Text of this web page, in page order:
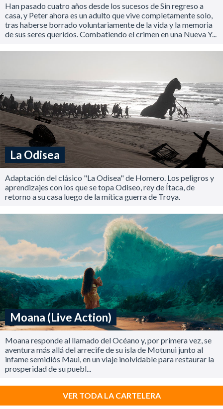
Han pasado cuatro años desde los sucesos de Sin regreso a
casa, y Peter ahora es un adulto que vive completamente solo,
tras haberse borrado voluntariamente de la vida y la memoria
de sus seres queridos. Combatiendo el crimen en una Nueva Y...
La Odisea
Adaptación del clásico "La Odisea" de Homero. Los peligros y
aprendizajes con los que se topa Odiseo, rey de Ítaca, de
retorno a su casa luego de la mítica guerra de Troya.
Moana (Live Action)
Moana responde al llamado del Océano y, por primera vez, se
aventura más allá del arrecife de su isla de Motunui junto al
infame semidiós Maui, en un viaje inolvidable para restaurar la
prosperidad de su puebl...
VER TODA LA CARTELERA